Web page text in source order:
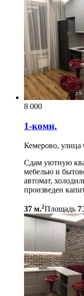
8 000
1-комн.
Кемерово, улица
Сдам уютную
мебелью и
автомат,
произведен
37 м.2Площадь 7